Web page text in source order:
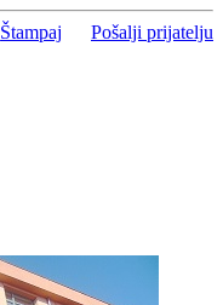
Štampaj Pošalji prijatelju